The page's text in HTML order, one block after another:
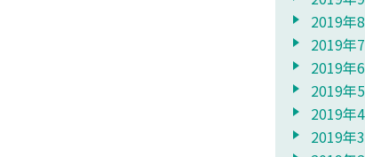
2019年
2019年
2019年
2019年
2019年
2019年